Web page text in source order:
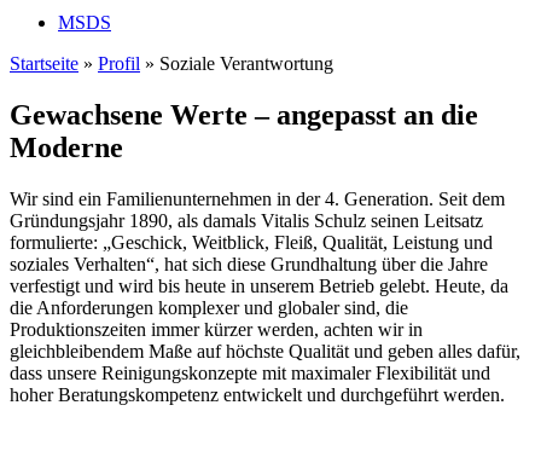
MSDS
Startseite » Profil » Soziale Verantwortung
Gewachsene Werte – angepasst an die
Moderne
Wir sind ein Familienunternehmen in der 4. Generation. Seit dem
Gründungsjahr 1890, als damals Vitalis Schulz seinen Leitsatz
formulierte: „Geschick, Weitblick, Fleiß, Qualität, Leistung und
soziales Verhalten“, hat sich diese Grundhaltung über die Jahre
verfestigt und wird bis heute in unserem Betrieb gelebt. Heute, da
die Anforderungen komplexer und globaler sind, die
Produktionszeiten immer kürzer werden, achten wir in
gleichbleibendem Maße auf höchste Qualität und geben alles dafür,
dass unsere Reinigungskonzepte mit maximaler Flexibilität und
hoher Beratungskompetenz entwickelt und durchgeführt werden.